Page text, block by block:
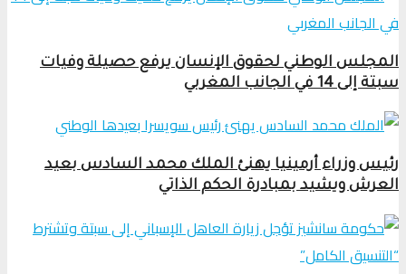
المجلس الوطني لحقوق الإنسان يرفع حصيلة وفيات
سبتة إلى 14 في الجانب المغربي
رئيس وزراء أرمينيا يهنئ الملك محمد السادس بعيد
العرش ويشيد بمبادرة الحكم الذاتي